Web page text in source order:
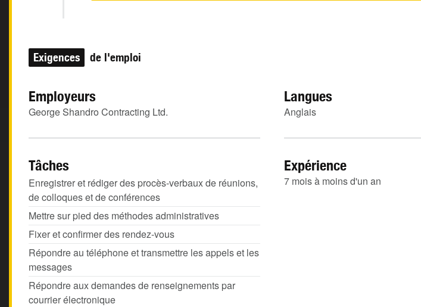
Exigences de l'emploi
Employeurs
George Shandro Contracting Ltd.
Langues
Anglais
Tâches
Enregistrer et rédiger des procès-verbaux de réunions,
de colloques et de conférences
Mettre sur pied des méthodes administratives
Fixer et confirmer des rendez-vous
Répondre au téléphone et transmettre les appels et les
messages
Répondre aux demandes de renseignements par
courrier électronique
Expérience
7 mois à moins d'un an